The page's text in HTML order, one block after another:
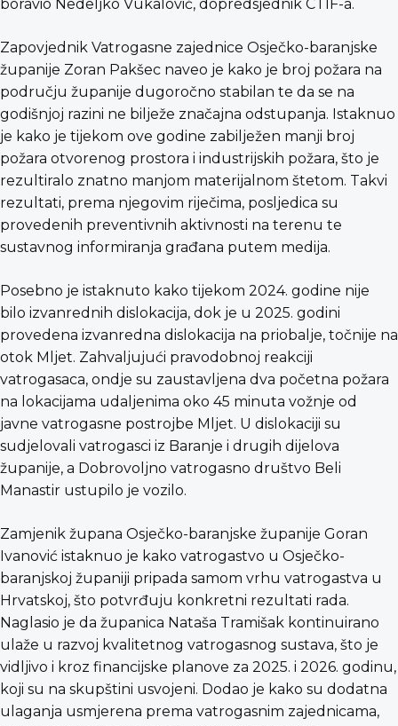
boravio Nedeljko Vukalović, dopredsjednik CTIF-a.
Zapovjednik Vatrogasne zajednice Osječko-baranjske
županije Zoran Pakšec naveo je kako je broj požara na
području županije dugoročno stabilan te da se na
godišnjoj razini ne bilježe značajna odstupanja. Istaknuo
je kako je tijekom ove godine zabilježen manji broj
požara otvorenog prostora i industrijskih požara, što je
rezultiralo znatno manjom materijalnom štetom. Takvi
rezultati, prema njegovim riječima, posljedica su
provedenih preventivnih aktivnosti na terenu te
sustavnog informiranja građana putem medija.
Posebno je istaknuto kako tijekom 2024. godine nije
bilo izvanrednih dislokacija, dok je u 2025. godini
provedena izvanredna dislokacija na priobalje, točnije na
otok Mljet. Zahvaljujući pravodobnoj reakciji
vatrogasaca, ondje su zaustavljena dva početna požara
na lokacijama udaljenima oko 45 minuta vožnje od
javne vatrogasne postrojbe Mljet. U dislokaciji su
sudjelovali vatrogasci iz Baranje i drugih dijelova
županije, a Dobrovoljno vatrogasno društvo Beli
Manastir ustupilo je vozilo.
Zamjenik župana Osječko-baranjske županije Goran
Ivanović istaknuo je kako vatrogastvo u Osječko-
baranjskoj županiji pripada samom vrhu vatrogastva u
Hrvatskoj, što potvrđuju konkretni rezultati rada.
Naglasio je da županica Nataša Tramišak kontinuirano
ulaže u razvoj kvalitetnog vatrogasnog sustava, što je
vidljivo i kroz financijske planove za 2025. i 2026. godinu,
koji su na skupštini usvojeni. Dodao je kako su dodatna
ulaganja usmjerena prema vatrogasnim zajednicama,